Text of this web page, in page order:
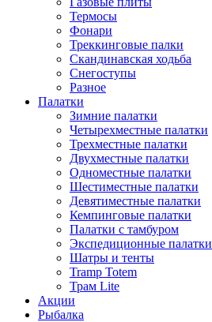
Термосы
Фонари
Треккинговые палки
Скандинавская ходьба
Снегоступы
Разное
Палатки
Зимние палатки
Четырехместные палатки
Трехместные палатки
Двухместные палатки
Одноместные палатки
Шестиместные палатки
Девятиместные палатки
Кемпинговые палатки
Палатки с тамбуром
Экспедиционные палатки
Шатры и тенты
Tramp Totem
Трам Lite
Акции
Рыбалка